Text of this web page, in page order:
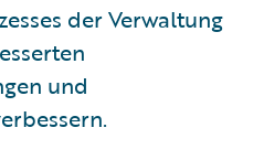
der Verwaltung
und